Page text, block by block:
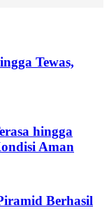
Tewas,
hingga
Aman
Berhasil